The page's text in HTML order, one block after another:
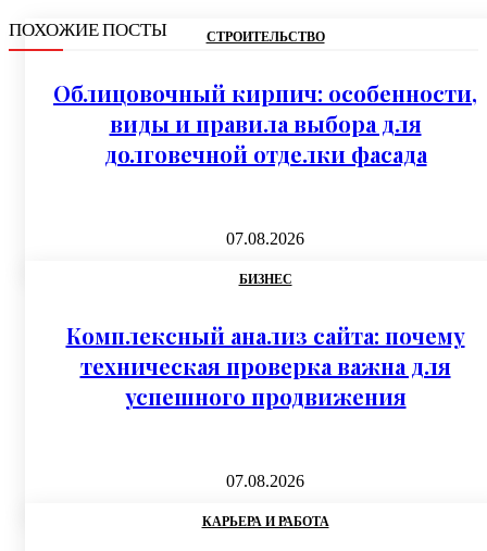
ПОХОЖИЕ ПОСТЫ СТРОИТЕЛЬСТВО
Облицовочный кирпич: особенности,
виды и правила выбора для
долговечной отделки фасада
07.08.2026
БИЗНЕС
Комплексный анализ сайта: почему
техническая проверка важна для
успешного продвижения
07.08.2026
КАРЬЕРА И РАБОТА